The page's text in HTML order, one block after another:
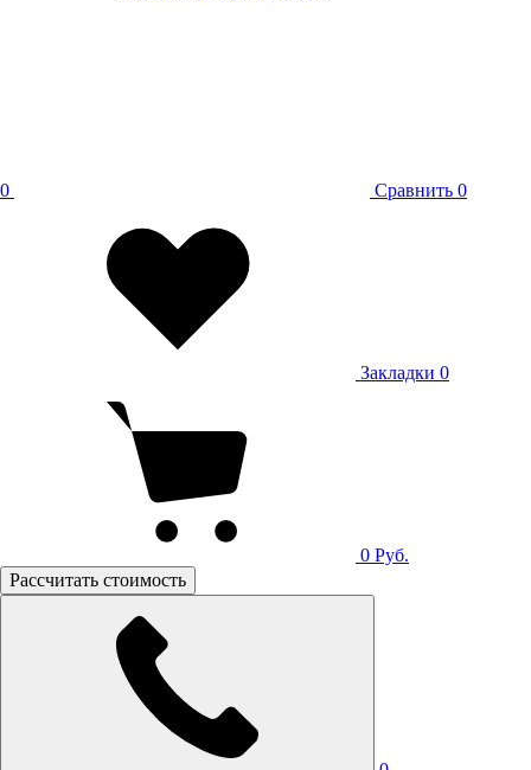
0 Сравнить 0
Закладки 0
0 Руб.
Рассчитать стоимость